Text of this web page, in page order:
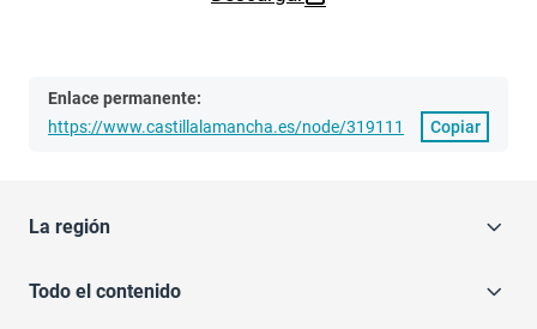
Enlace permanente:
https://www.castillalamancha.es/node/319111
Copiar
La región
Todo el contenido